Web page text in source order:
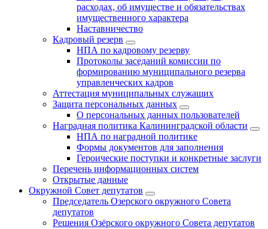
расходах, об имуществе и обязательствах
имущественного характера
Наставничество
Кадровый резерв
НПА по кадровому резерву
Протоколы заседаний комиссии по
формированию муниципального резерва
управленческих кадров
Аттестация муниципальных служащих
Защита персональных данных
О персональных данных пользователей
Наградная политика Калининградской области
НПА по наградной политике
Формы документов для заполнения
Героические поступки и конкретные заслуги
Перечень информационных систем
Открытые данные
Окружной Совет депутатов
Председатель Озерского окружного Совета
депутатов
Решения Озёрского окружного Совета депутатов